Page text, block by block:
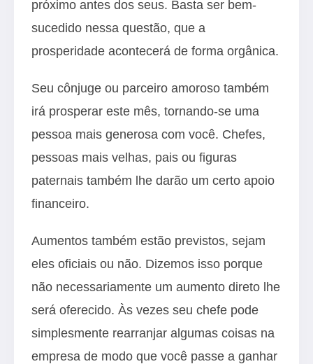
próximo antes dos seus. Basta ser bem-
sucedido nessa questão, que a
prosperidade acontecerá de forma orgânica.
Seu cônjuge ou parceiro amoroso também
irá prosperar este mês, tornando-se uma
pessoa mais generosa com você. Chefes,
pessoas mais velhas, pais ou figuras
paternais também lhe darão um certo apoio
financeiro.
Aumentos também estão previstos, sejam
eles oficiais ou não. Dizemos isso porque
não necessariamente um aumento direto lhe
será oferecido. Às vezes seu chefe pode
simplesmente rearranjar algumas coisas na
empresa de modo que você passe a ganhar